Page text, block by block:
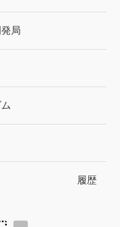
局
履歴